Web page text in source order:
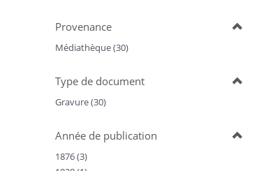
Provenance
Médiathèque (30)
Type de document
Gravure (30)
Année de publication
1876 (3)